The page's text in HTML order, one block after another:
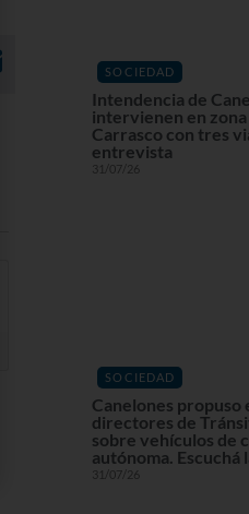
SOCIEDAD
Intendencia de
intervienen en
Carrasco con tres
entrevista
31/07/26
SOCIEDAD
Canelones propuso
directores de
sobre vehículos de
autónoma. Escuchá
31/07/26